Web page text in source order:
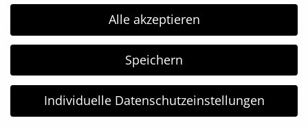
Computing, und mit dem Relaunch ihrer Website
wurde diese Vision in die digitale Welt transportiert.
Die neue Website überzeugt durch klare Strukturen,
einen modernen Look und vor allem durch
Funktionalität, die die Bedürfnisse von Ausstellern und
Besuchern gleichermaßen berücksichtigt.
Alle akzeptieren
Speichern
Individuelle Datenschutzeinstellungen